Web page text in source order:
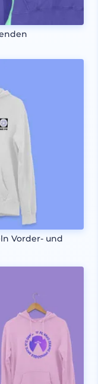
Vorder- und